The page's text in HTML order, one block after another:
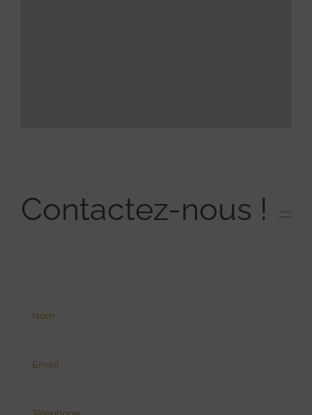
Contactez-nous !